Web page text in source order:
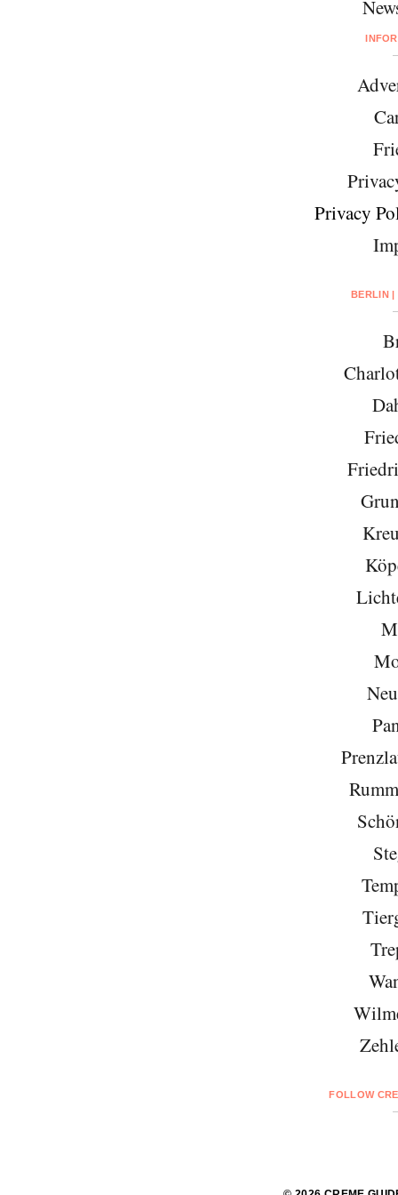
Privacy
BERLIN |
FOLLOW